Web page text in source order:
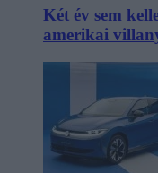
Két év sem
amerikai